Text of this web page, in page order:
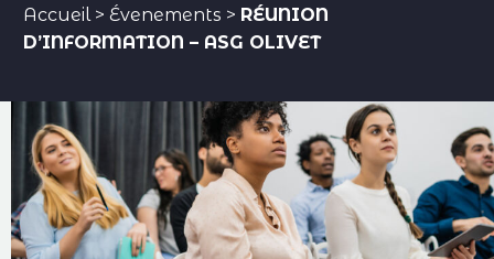
Accueil > Évenements > RÉUNION
D’INFORMATION – ASG OLIVET